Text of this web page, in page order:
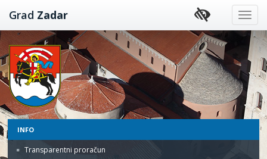
Preskoči
na
sadržaj
Grad Zadar
INFO
Transparentni proračun